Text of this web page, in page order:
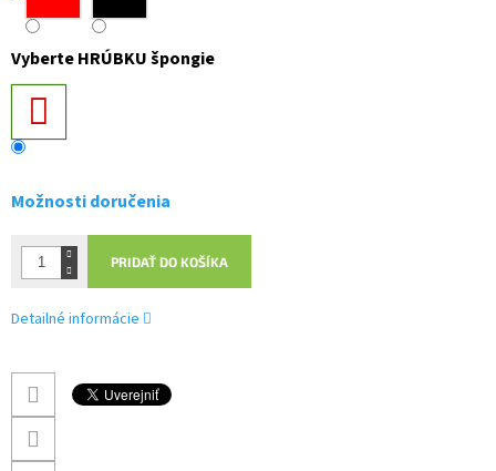
Vyberte HRÚBKU špongie
Možnosti doručenia
PRIDAŤ DO KOŠÍKA
Detailné informácie